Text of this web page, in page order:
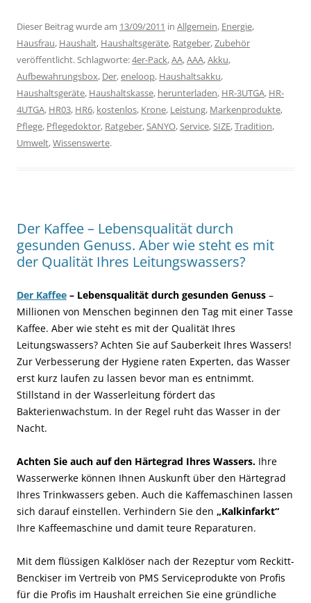
Dieser Beitrag wurde am 13/09/2011 in Allgemein, Energie,
Hausfrau, Haushalt, Haushaltsgeräte, Ratgeber,Zubehör
veröffentlicht. Schlagworte:4er-Pack,AA,AAA,Akku,
Aufbewahrungsbox, Der,eneloop, Haushaltsakku,
Haushaltsgeräte, Haushaltskasse, herunterladen, HR-3UTGA, HR-
4UTGA, HR03, HR6, kostenlos, Krone, Leistung, Markenprodukte,
Pflege, Pflegedoktor, Ratgeber,SANYO,Service,SIZE,Tradition,
Umwelt,Wissenswerte.
Der Kaffee – Lebensqualität durch
gesunden Genuss. Aber wie steht es mit
der Qualität Ihres Leitungswassers?
Der Kaffee – Lebensqualität durch gesunden Genuss –
Millionen von Menschen beginnen den Tag mit einer Tasse
Kaffee. Aber wie steht es mit der Qualität Ihres
Leitungswassers? Achten Sie auf Sauberkeit Ihres Wassers!
Zur Verbesserung der Hygiene raten Experten, das Wasser
erst kurz laufen zu lassen bevor man es entnimmt.
Stillstand in der Wasserleitung fördert das
Bakterienwachstum. In der Regel ruht das Wasser in der
Nacht.
Achten Sie auch auf den Härtegrad Ihres Wassers. Ihre
Wasserwerke können Ihnen Auskunft über den Härtegrad
Ihres Trinkwassers geben. Auch die Kaffemaschinen lassen
sich darauf einstellen. Verhindern Sie den „Kalkinfarkt“
Ihre Kaffeemaschine und damit teure Reparaturen.
Mit dem flüssigen Kalklöser nach der Rezeptur vom Reckitt-
Benckiser im Vertreib von PMS Serviceprodukte von Profis
für die Profis im Haushalt erreichen Sie eine gründliche